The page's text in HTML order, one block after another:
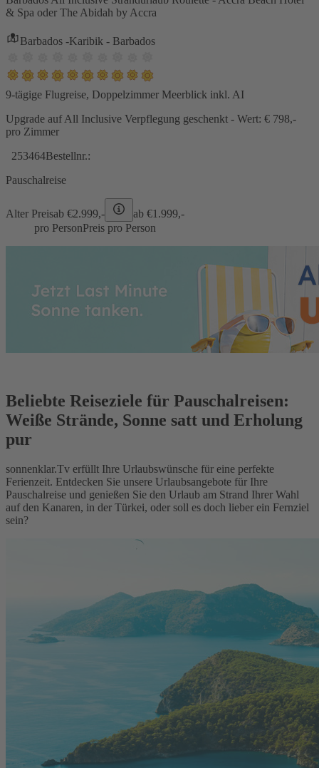
& Spa oder The Abidah by Accra
Barbados -Karibik - Barbados
9-tägige Flugreise, Doppelzimmer Meerblick inkl. AI
Upgrade auf All Inclusive Verpflegung geschenkt - Wert: € 798,-
pro Zimmer
253464Bestellnr.:
Pauschalreise
Alter Preisab €2.999,- ab €1.999,-
pro PersonPreis pro Person
Beliebte Reiseziele für Pauschalreisen:
Weiße Strände, Sonne satt und Erholung
pur
sonnenklar.Tv erfüllt Ihre Urlaubswünsche für eine perfekte
Ferienzeit. Entdecken Sie unsere Urlaubsangebote für Ihre
Pauschalreise und genießen Sie den Urlaub am Strand Ihrer Wahl
auf den Kanaren, in der Türkei, oder soll es doch lieber ein Fernziel
sein?